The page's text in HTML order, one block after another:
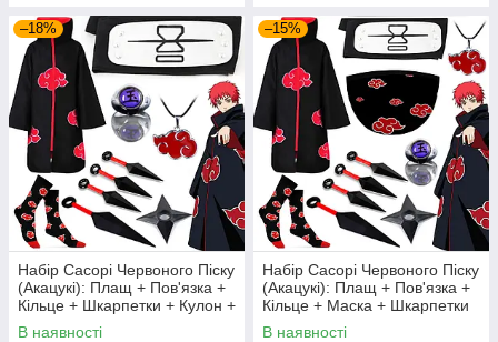
–18%
Набір Сасорі Червоного Піску
(Акацукі): Плащ + Пов'язка +
Кільце + Шкарпетки + Кулон +
Кунаї + Сюрікен
В наявності
–15%
Набір Сасорі Червоного Піску
(Акацукі): Плащ + Пов'язка +
Кільце + Маска + Шкарпетки
+ Кулон + Кунаї + Сюрікен
В наявності